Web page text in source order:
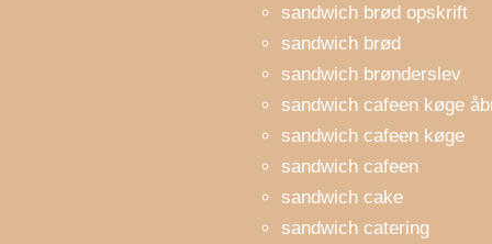
sandwich brød opskrift
sandwich brød
sandwich brønderslev
sandwich cafeen køge
sandwich cafeen køge
sandwich cafeen
sandwich cake
sandwich catering